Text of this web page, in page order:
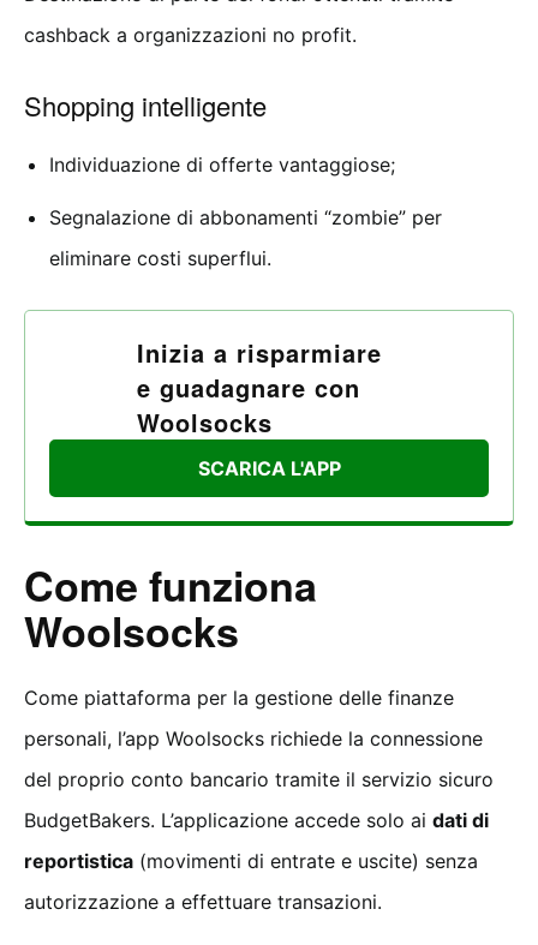
cashback a organizzazioni no profit.
Shopping intelligente
Individuazione di offerte vantaggiose;
Segnalazione di abbonamenti “zombie” per
eliminare costi superflui.
Inizia a risparmiare
e guadagnare con
Woolsocks
SCARICA L'APP
Come funziona
Woolsocks
Come piattaforma per la gestione delle finanze
personali, l’app Woolsocks richiede la connessione
del proprio conto bancario tramite il servizio sicuro
BudgetBakers. L’applicazione accede solo ai dati di
reportistica (movimenti di entrate e uscite) senza
autorizzazione a effettuare transazioni.